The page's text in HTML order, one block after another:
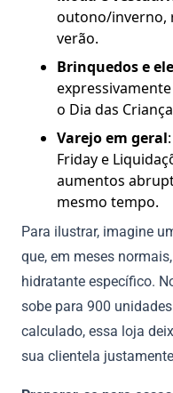
outono/inverno,
verão.
Brinquedos e
o Dia das
Varejo em geral
Friday e
aumentos
mesmo tempo.
Para ilustrar, imagine
que, em meses
hidratante específico.
sobe para 900
calculado, essa loja
sua clientela